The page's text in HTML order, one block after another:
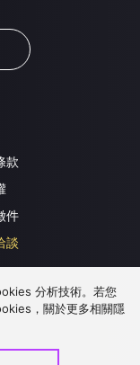
款
件
談
分析技術。若您
，關於更多相關隱